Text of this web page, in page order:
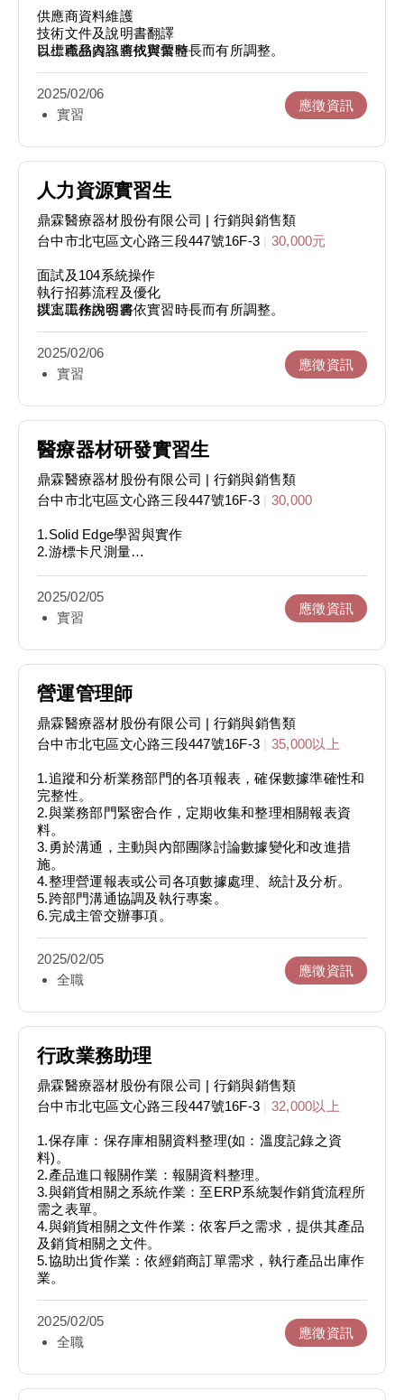
供應商資料維護
技術文件及說明書翻譯
目標產品資訊查找與彙整
以上職務內容將依實習時長而有所調整。
2025/02/06
實習
應徵資訊
人力資源實習生
鼎霖醫療器材股份有限公司 | 行銷與銷售類
台中市北屯區文心路三段447號16F-3
30,000元
面試及104系統操作
執行招募流程及優化
撰寫工作說明書
以上職務內容將依實習時長而有所調整。
2025/02/06
實習
應徵資訊
醫療器材研發實習生
鼎霖醫療器材股份有限公司 | 行銷與銷售類
台中市北屯區文心路三段447號16F-3
30,000
1.Solid Edge學習與實作
2.游標卡尺測量
5.2.5D精密測量儀的操作
6.光固化3D列印設備學習與實作
2025/02/05
實習
應徵資訊
營運管理師
鼎霖醫療器材股份有限公司 | 行銷與銷售類
台中市北屯區文心路三段447號16F-3
35,000以上
1.追蹤和分析業務部門的各項報表，確保數據準確性和
完整性。
2.與業務部門緊密合作，定期收集和整理相關報表資
料。
3.勇於溝通，主動與內部團隊討論數據變化和改進措
施。
4.整理營運報表或公司各項數據處理、統計及分析。
5.跨部門溝通協調及執行專案。
6.完成主管交辦事項。
2025/02/05
全職
應徵資訊
行政業務助理
鼎霖醫療器材股份有限公司 | 行銷與銷售類
台中市北屯區文心路三段447號16F-3
32,000以上
1.保存庫：保存庫相關資料整理(如：溫度記錄之資
料)。
2.產品進口報關作業：報關資料整理。
3.與銷貨相關之系統作業：至ERP系統製作銷貨流程所
需之表單。
4.與銷貨相關之文件作業：依客戶之需求，提供其產品
及銷貨相關之文件。
5.協助出貨作業：依經銷商訂單需求，執行產品出庫作
業。
2025/02/05
全職
應徵資訊